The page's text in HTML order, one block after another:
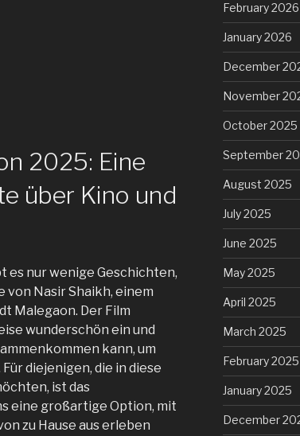
2025: Eine
über Kino und
es nur wenige Geschichten,
von Nasir Shaikh, einem
Malegaon. Der Film
wunderschön ein und
kann, um
diejenigen, die in diese
ist das
eine großartige Option, mit
zu Hause aus erleben
February 2026
January 2026
December
November
October 2025
September
August 2025
July 2025
June 2025
May 2025
April 2025
March 2025
February 2025
January 2025
December